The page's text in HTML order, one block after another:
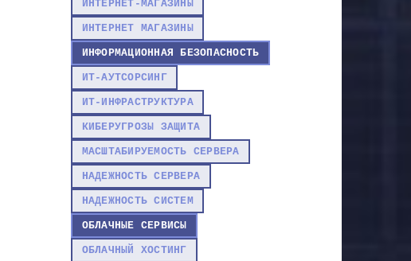
ИНТЕРНЕТ-МАГАЗИНЫ
ИНТЕРНЕТ МАГАЗИНЫ
ИНФОРМАЦИОННАЯ БЕЗОПАСНОСТЬ
ИТ-АУТСОРСИНГ
ИТ-ИНФРАСТРУКТУРА
КИБЕРУГРОЗЫ ЗАЩИТА
МАСШТАБИРУЕМОСТЬ СЕРВЕРА
НАДЕЖНОСТЬ СЕРВЕРА
НАДЕЖНОСТЬ СИСТЕМ
ОБЛАЧНЫЕ СЕРВИСЫ
ОБЛАЧНЫЙ ХОСТИНГ